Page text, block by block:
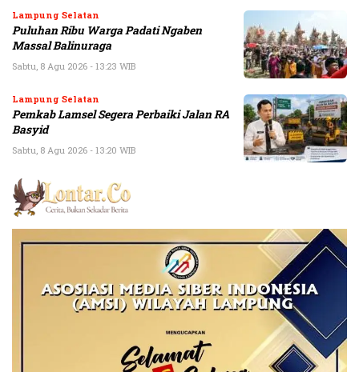
Lampung Selatan
Puluhan Ribu Warga Padati Ngaben
Massal Balinuraga
Sabtu, 8 Agu 2026 - 13:23 WIB
Lampung Selatan
Pemkab Lamsel Segera Perbaiki Jalan RA
Basyid
Sabtu, 8 Agu 2026 - 13:20 WIB